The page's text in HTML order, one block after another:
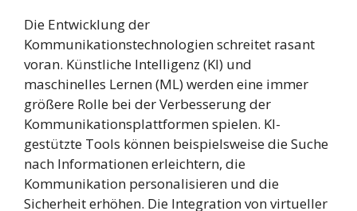
Die Entwicklung der
Kommunikationstechnologien schreitet rasant
voran. Künstliche Intelligenz (KI) und
maschinelles Lernen (ML) werden eine immer
größere Rolle bei der Verbesserung der
Kommunikationsplattformen spielen. KI-
gestützte Tools können beispielsweise die Suche
nach Informationen erleichtern, die
Kommunikation personalisieren und die
Sicherheit erhöhen. Die Integration von virtueller